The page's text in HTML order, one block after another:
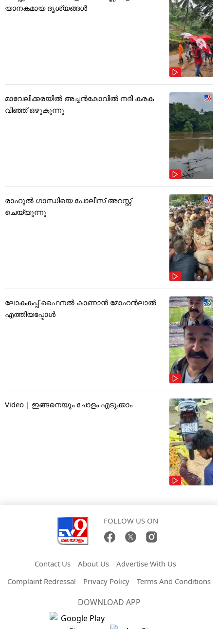
യാനകമായ ദൃശ്യങ്ങൾ
മാവേലിക്കരയിൽ അച്ചൻകോവിൽ നദി കരക
വിഞ്ഞ് ഒഴുകുന്നു
രാഹുൽ ഗാന്ധിയെ പോലീസ് അറസ്റ്റ്
ചെയ്യുന്നു
ലോകകപ്പ് ഫൈനൽ കാണാൻ മോഹൻലാൽ
എത്തിയപ്പോൾ
Video | ഇങ്ങനെയും ചോളം എടുക്കാം
FOLLOW US ON
Contact Us About Us
Advertise With Us
Complaint Redressal
Privacy Policy Terms And Conditions
DOWNLOAD APP